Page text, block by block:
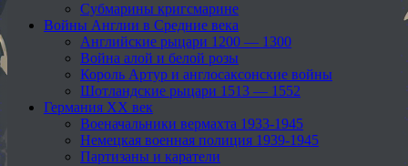
Субмарины кригсмарине
Войны Англии в Средние века
Английские рыцари 1200 — 1300
Война алой и белой розы
Король Артур и англосаксонские войны
Шотландские рыцари 1513 — 1552
Германия XX век
Военачальники вермахта 1933-1945
Немецкая военная полиция 1939-1945
Партизаны и каратели